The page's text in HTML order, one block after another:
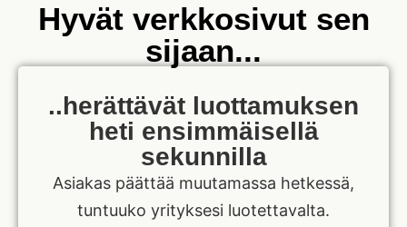
Hyvät verkkosivut sen
sijaan...
..herättävät luottamuksen
heti ensimmäisellä
sekunnilla
Asiakas päättää muutamassa hetkessä,
tuntuuko yrityksesi luotettavalta.